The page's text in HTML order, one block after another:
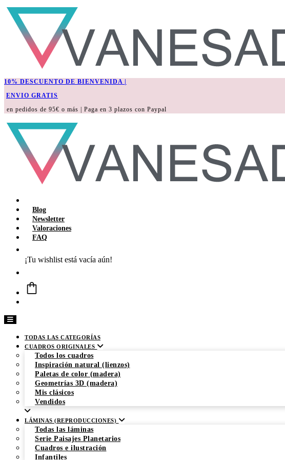
10% DESCUENTO DE BIENVENIDA |
ENVIO GRATIS
en pedidos de 95€ o más | Paga en 3 plazos con Paypal
Blog
Newsletter
Valoraciones
FAQ
¡Tu wishlist está vacía aún!
Menú conmutador hamburguesa
TODAS LAS CATEGORÍAS
CUADROS ORIGINALES
Todos los cuadros
Inspiración natural (lienzos)
Paletas de color (madera)
Geometrías 3D (madera)
Mis clásicos
Vendidos
LÁMINAS (REPRODUCCIONES)
Todas las láminas
Serie Paisajes Planetarios
Cuadros e ilustración
Infantiles